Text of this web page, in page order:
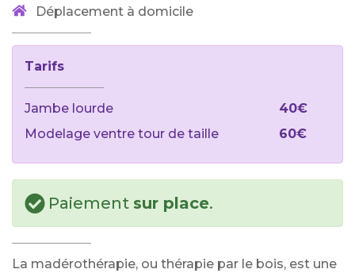
Déplacement à domicile
Tarifs
Jambe lourde
40€
Modelage ventre tour de taille
60€
Paiement sur place.
La madérothérapie, ou thérapie par le bois, est une